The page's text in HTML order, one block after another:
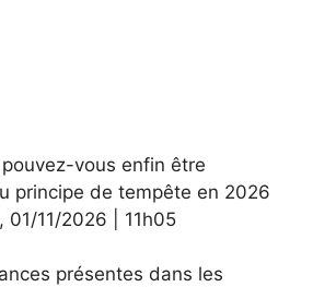
vous enfin être
principe de tempête en 2026
, 01/11/2026 11h05
présentes dans les